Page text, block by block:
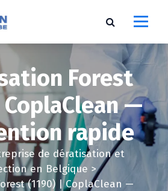
Forest
CoplaClean —
rapide
de dératisation et
en Belgique >
(1190) | CoplaClean —